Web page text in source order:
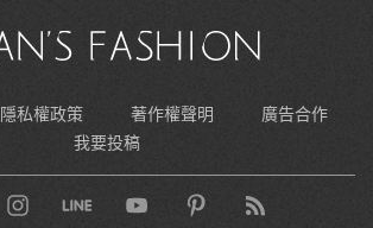
隱私權政策 著作權聲明
廣告合作
我要投稿